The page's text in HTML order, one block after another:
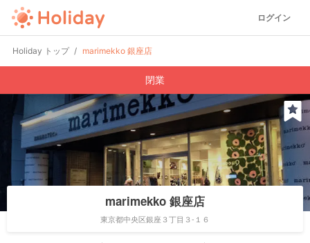
ログイン
Holiday トップ marimekko 銀座店
閉業
marimekko 銀座店
東京都中央区銀座３丁目３-１６